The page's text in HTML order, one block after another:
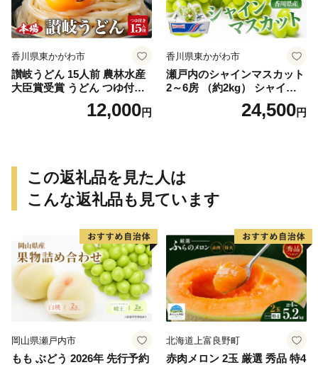
香川県東かがわ市
讃岐うどん 15人前 農林水産
大臣賞受賞 うどん つゆ付き
うどん 手打ちうどん 半生う
12,000円
香川県東かがわ市
瀬戸内のシャインマスカット
2～6房 （約2kg） シャイン
マスカット マスカット 葡萄
ぶどう ブドウ フルーツ 果物
24,500円
この返礼品を見た人は
こんな返礼品も見ています
岡山県瀬戸内市
もも ぶどう 2026年 先行予約
北海道上富良野町
赤肉メロン 2玉 厳選 秀品 特4